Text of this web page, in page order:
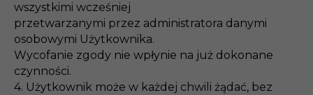
wszystkimi wcześniej
przetwarzanymi przez administratora danymi
osobowymi Użytkownika.
Wycofanie zgody nie wpłynie na już dokonane
czynności.
4. Użytkownik może w każdej chwili żądać, bez